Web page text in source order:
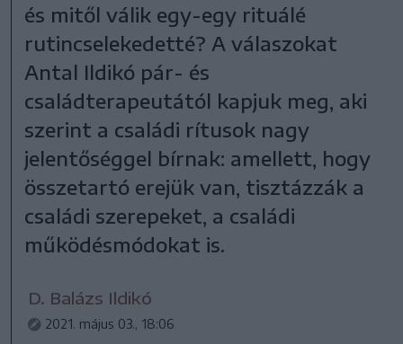
és mitől válik egy-egy rituálé
rutincselekedetté? A válaszokat
Antal Ildikó pár- és
családterapeutától kapjuk meg, aki
szerint a családi rítusok nagy
jelentőséggel bírnak: amellett, hogy
összetartó erejük van, tisztázzák a
családi szerepeket, a családi
működésmódokat is.
D. Balázs Ildikó
2021. május 03., 18:06